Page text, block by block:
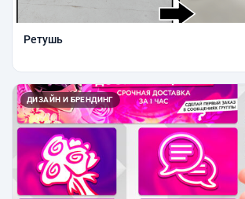
Ретушь
ДИЗАЙН И БРЕНДИНГ